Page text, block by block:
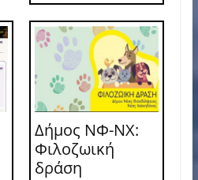
Δήμος ΝΦ-ΝΧ:
Φιλοζωική
δράση